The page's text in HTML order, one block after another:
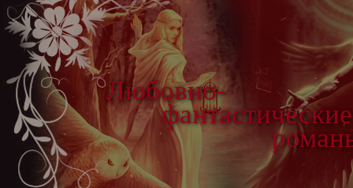
Любовно-
фантастические